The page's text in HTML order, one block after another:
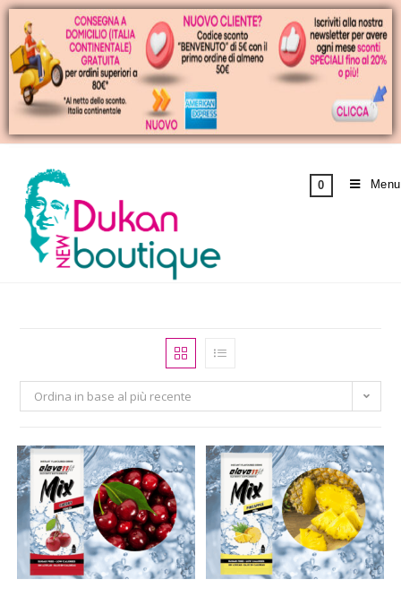
0 Menu
Ordina in base al più recente